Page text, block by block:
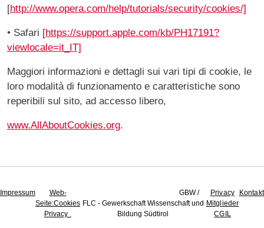
[http://www.opera.com/help/tutorials/security/cookies/]
• Safari [https://support.apple.com/kb/PH17191?
viewlocale=it_IT]
Maggiori informazioni e dettagli sui vari tipi di cookie, le
loro modalità di funzionamento e caratteristiche sono
reperibili sul sito, ad accesso libero,
www.AllAboutCookies.org.
Impressum
Web-
Seite:Cookies
Privacy
GBW /
FLC - Gewerkschaft Wissenschaft und
Bildung Südtirol
Privacy
Mitglieder
CGIL
Kontakt